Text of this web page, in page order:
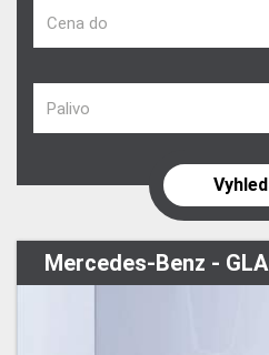
Cena do
Palivo
Mercedes-Benz - GLA